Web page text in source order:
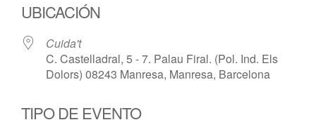
UBICACIÓN
Cuida't
C. Castelladral, 5 - 7. Palau Firal. (Pol. Ind. Els
Dolors) 08243 Manresa, Manresa, Barcelona
TIPO DE EVENTO